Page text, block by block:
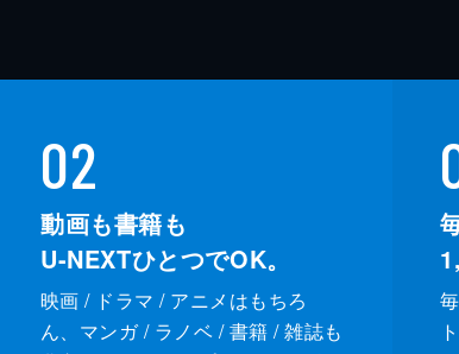
02
動画も書籍も
U-NEXTひとつでOK。
映画 / ドラマ / アニメはもちろ
ん、マンガ / ラノベ / 書籍 / 雑誌も